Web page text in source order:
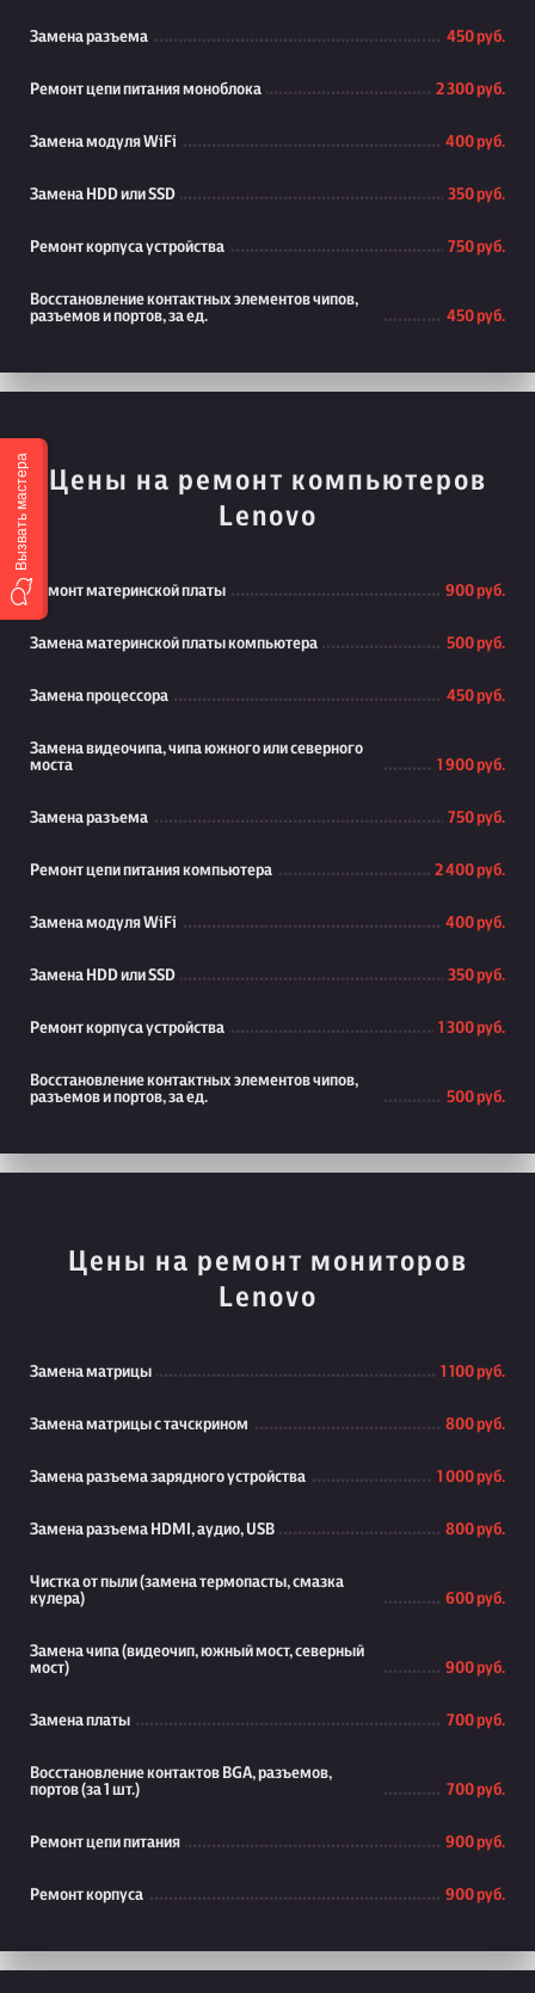
Замена разъема 450 руб.
Ремонт цепи питания моноблока 2 300 руб.
Замена модуля WiFi 400 руб.
Замена HDD или SSD 350 руб.
Ремонт корпуса устройства 750 руб.
Восстановление контактных элементов чипов,
разъемов и портов, за ед.
450 руб.
Цены на ремонт компьютеров
Lenovo
Ремонт материнской платы 900 руб.
Замена материнской платы компьютера 500 руб.
Замена процессора 450 руб.
Замена видеочипа, чипа южного или северного
моста
1 900 руб.
Замена разъема 750 руб.
Ремонт цепи питания компьютера 2 400 руб.
Замена модуля WiFi 400 руб.
Замена HDD или SSD 350 руб.
Ремонт корпуса устройства 1 300 руб.
Восстановление контактных элементов чипов,
разъемов и портов, за ед.
500 руб.
Цены на ремонт мониторов
Lenovo
Замена матрицы 1 100 руб.
Замена матрицы с тачскрином 800 руб.
Замена разъема зарядного устройства 1 000 руб.
Замена разъема HDMI, аудио, USB 800 руб.
Чистка от пыли (замена термопасты, смазка
кулера)
600 руб.
Замена чипа (видеочип, южный мост, северный
мост)
900 руб.
Замена платы 700 руб.
Восстановление контактов BGA, разъемов,
портов (за 1 шт.)
700 руб.
Ремонт цепи питания 900 руб.
Ремонт корпуса 900 руб.
Вызвать мастера